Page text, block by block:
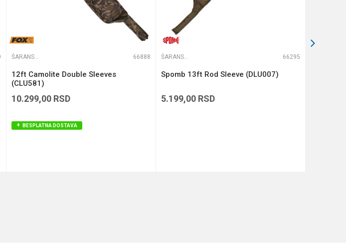
ŠARANSKE FUTROLE 66888
12ft Camolite Double Sleeves
(CLU581)
10.299,00 RSD
BESPLATNA DOSTAVA
ŠARANSKE FUTROLE 66295
Spomb 13ft Rod Sleeve (DLU007)
5.199,00 RSD